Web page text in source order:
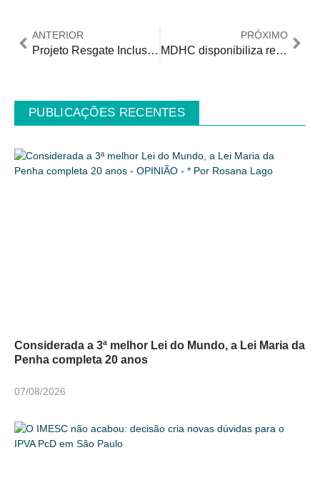
ANTERIOR
Projeto Resgate Inclusivo é apresentado oficialmente no CONADE
PRÓXIMO
MDHC disponibiliza relatório técnico final de Oficina de Escuta sobre a implementação da Avaliação Biopsicossocial Unificada da Deficiência
PUBLICAÇÕES RECENTES
Considerada a 3ª melhor Lei do Mundo, a Lei Maria da
Penha completa 20 anos
07/08/2026